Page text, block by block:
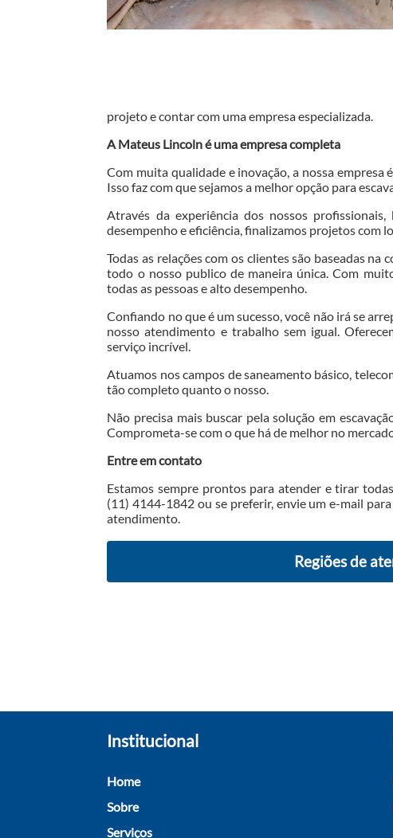
projeto e contar com uma empresa especializada.
A Mateus Lincoln é uma empresa completa
Com muita qualidade e inovação, a nossa
Isso faz com que sejamos a melhor opção para
Através da experiência dos nossos
desempenho e eficiência, finalizamos projetos com
Todas as relações com os clientes são baseadas
todo o nosso publico de maneira única. Com
todas as pessoas e alto desempenho.
Confiando no que é um sucesso, você não irá se
nosso atendimento e trabalho sem igual.
serviço incrível.
Atuamos nos campos de saneamento básico,
tão completo quanto o nosso.
Não precisa mais buscar pela solução em
Comprometa-se com o que há de melhor no
Entre em contato
Estamos sempre prontos para atender e tirar
(11) 4144-1842 ou se preferir, envie um e-mail
atendimento.
Regiões de
Institucional
Home
Sobre
Serviços